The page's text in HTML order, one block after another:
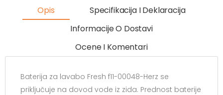
Opis
Specifikacija I Deklaracija
Informacije O Dostavi
Ocene I Komentari
Baterija za lavabo Fresh f11-00048-Herz se
priključuje na dovod vode iz zida. Prednost baterije